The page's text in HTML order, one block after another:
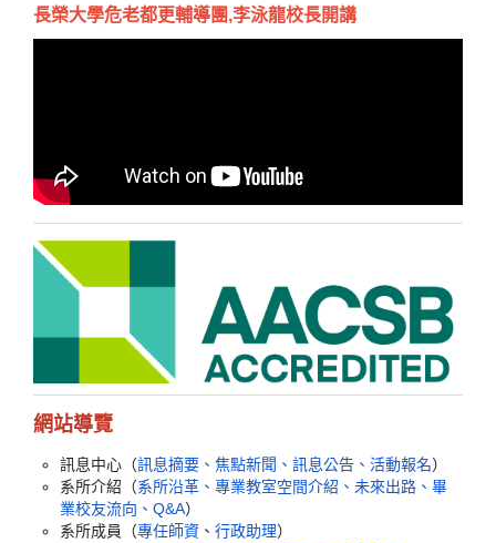
長榮大學危老都更輔導團,李泳龍校長開講
網站導覽
訊息中心（訊息摘要、焦點新聞、訊息公告、活動報名）
系所介紹（系所沿革、專業教室空間介紹、未來出路、畢
業校友流向、Q&A）
系所成員（專任師資、 行政助理）